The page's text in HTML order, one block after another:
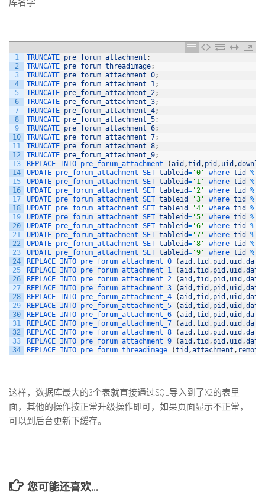
1
2
3
4
5
6
7
8
9
10
11
12
13
14
15
16
17
18
19
20
21
22
23
24
25
26
27
28
29
30
31
32
33
34
TRUNCATE pre_forum_attachment ;
TRUNCATE pre_forum_threadimage;
TRUNCATE pre_forum_attachment_0;
TRUNCATE pre_forum_attachment_1;
TRUNCATE pre_forum_attachment_2;
TRUNCATE pre_forum_attachment_3;
TRUNCATE pre_forum_attachment_4;
TRUNCATE pre_forum_attachment_5;
TRUNCATE pre_forum_attachment_6;
TRUNCATE pre_forum_attachment_7;
TRUNCATE pre_forum_attachment_8;
TRUNCATE pre_forum_attachment_9;
REPLACE INTO pre_forum_attachment (aid ,tid , pid , uid ,
UPDATE pre_forum_attachment SET tableid= '0' where tid %
UPDATE pre_forum_attachment SET tableid= '1' where tid %
UPDATE pre_forum_attachment SET tableid= '2' where tid %
UPDATE pre_forum_attachment SET tableid= '3' where tid %
UPDATE pre_forum_attachment SET tableid= '4' where tid %
UPDATE pre_forum_attachment SET tableid= '5' where tid %
UPDATE pre_forum_attachment SET tableid= '6' where tid %
UPDATE pre_forum_attachment SET tableid= '7' where tid %
UPDATE pre_forum_attachment SET tableid= '8' where tid %
UPDATE pre_forum_attachment SET tableid= '9' where tid %
REPLACE INTO pre_forum_attachment_0 (aid ,tid , pid , uid ,
REPLACE INTO pre_forum_attachment_1 (aid ,tid , pid , uid ,
REPLACE INTO pre_forum_attachment_2 (aid ,tid , pid , uid ,
REPLACE INTO pre_forum_attachment_3 (aid ,tid , pid , uid ,
REPLACE INTO pre_forum_attachment_4 (aid ,tid , pid , uid ,
REPLACE INTO pre_forum_attachment_5 (aid ,tid , pid , uid ,
REPLACE INTO pre_forum_attachment_6 (aid ,tid , pid , uid ,
REPLACE INTO pre_forum_attachment_7 (aid ,tid , pid , uid ,
REPLACE INTO pre_forum_attachment_8 (aid ,tid , pid , uid ,
REPLACE INTO pre_forum_attachment_9 (aid ,tid , pid , uid ,
REPLACE INTO pre_forum_threadimage (tid ,attachment , remote
这样，数据库最大的3个表就直接通过SQL导入到了X2的表里
面，其他的操作按正常升级操作即可，如果页面显示不正常，
可以到后台更新下缓存。
您可能还喜欢...